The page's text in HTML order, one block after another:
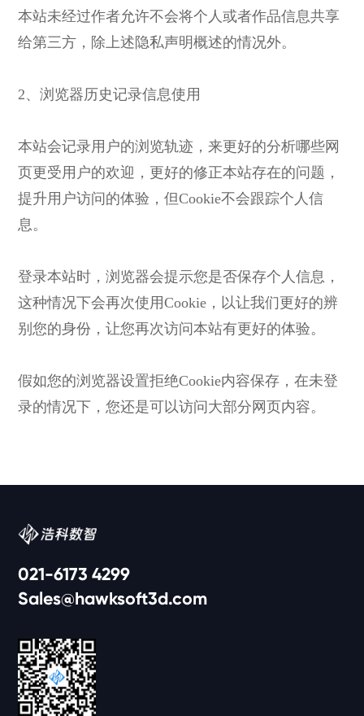
本站未经过作者允许不会将个人或者作品信息共享
给第三方，除上述隐私声明概述的情况外。
2、浏览器历史记录信息使用
本站会记录用户的浏览轨迹，来更好的分析哪些网
页更受用户的欢迎，更好的修正本站存在的问题，
提升用户访问的体验，但Cookie不会跟踪个人信
息。
登录本站时，浏览器会提示您是否保存个人信息，
这种情况下会再次使用Cookie，以让我们更好的辨
别您的身份，让您再次访问本站有更好的体验。
假如您的浏览器设置拒绝Cookie内容保存，在未登
录的情况下，您还是可以访问大部分网页内容。
021-6173 4299
Sales@hawksoft3d.com